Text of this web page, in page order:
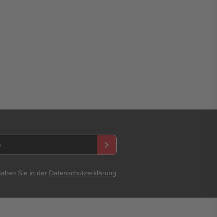
keyboard_arrow_right
Sie in der Datenschutzerklärung